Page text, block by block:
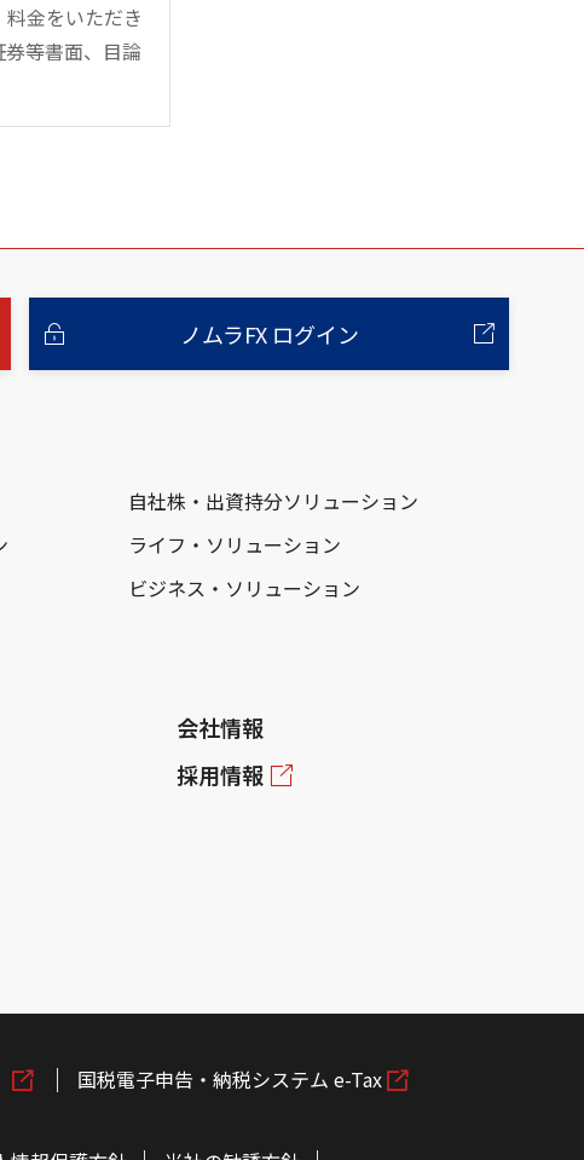
金をいただき
等書面、目論
ノムラFX ログイン
自社株・出資持分ソリューション
ライフ・ソリューション
ビジネス・ソリューション
会社情報
採用情報
国税電子申告・納税システム e-Tax